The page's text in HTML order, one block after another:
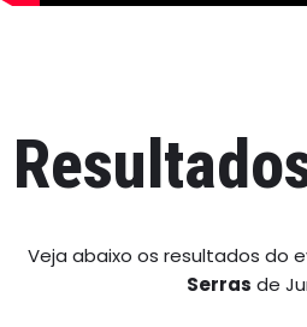
Veja abaixo os resultados do
Serras de